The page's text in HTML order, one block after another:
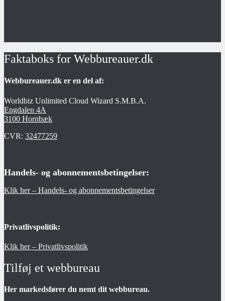
Faktaboks for Webbureauer.dk
Webbureauer.dk er en del af:
Worldbiz Unlimited Cloud Wizard S.M.B.A.
Engdalen 4A
3100 Hornbæk
CVR: 32477259
Handels- og abonnementsbetingelser:
Klik her – Handels- og abonnementsbetingelser
Privatlivspolitik:
Klik her – Privatlivspolitik
Tilføj et webbureau
Her markedsfører du nemt dit webbureau.